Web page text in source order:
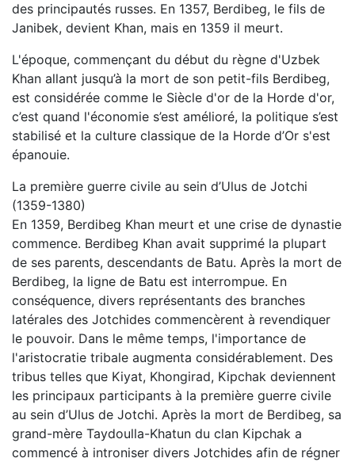
des principautés russes. En 1357, Berdibeg, le fils de
Janibek, devient Khan, mais en 1359 il meurt.
L'époque, commençant du début du règne d'Uzbek
Khan allant jusqu’à la mort de son petit-fils Berdibeg,
est considérée comme le Siècle d'or de la Horde d'or,
c’est quand l'économie s’est amélioré, la politique s’est
stabilisé et la culture classique de la Horde d’Or s'est
épanouie.
La première guerre civile au sein d’Ulus de Jotchi
(1359-1380)
En 1359, Berdibeg Khan meurt et une crise de dynastie
commence. Berdibeg Khan avait supprimé la plupart
de ses parents, descendants de Batu. Après la mort de
Berdibeg, la ligne de Batu est interrompue. En
conséquence, divers représentants des branches
latérales des Jotchides commencèrent à revendiquer
le pouvoir. Dans le même temps, l'importance de
l'aristocratie tribale augmenta considérablement. Des
tribus telles que Kiyat, Khongirad, Kipchak deviennent
les principaux participants à la première guerre civile
au sein d’Ulus de Jotchi. Après la mort de Berdibeg, sa
grand-mère Taydoulla-Khatun du clan Kipchak a
commencé à introniser divers Jotchides afin de régner